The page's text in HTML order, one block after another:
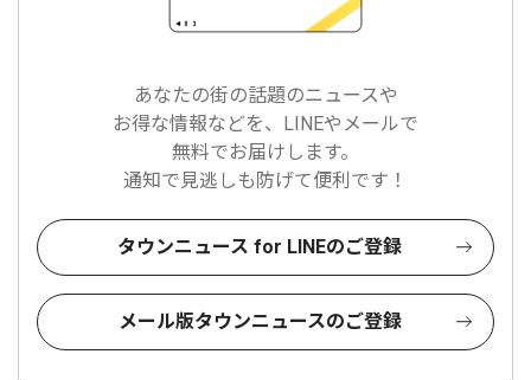
あなたの街の話題のニュースや
お得な情報などを、LINEやメールで
無料でお届けします。
通知で見逃しも防げて便利です！
タウンニュース for LINEのご登録
メール版タウンニュースのご登録